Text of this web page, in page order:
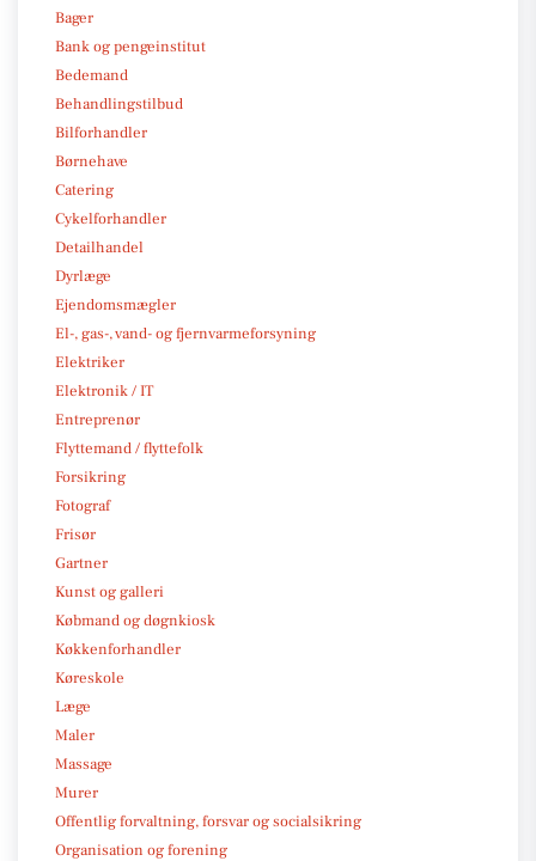
Bager
Bank og pengeinstitut
Bedemand
Behandlingstilbud
Bilforhandler
Børnehave
Catering
Cykelforhandler
Detailhandel
Dyrlæge
Ejendomsmægler
El-, gas-, vand- og fjernvarmeforsyning
Elektriker
Elektronik / IT
Entreprenør
Flyttemand / flyttefolk
Forsikring
Fotograf
Frisør
Gartner
Kunst og galleri
Købmand og døgnkiosk
Køkkenforhandler
Køreskole
Læge
Maler
Massage
Murer
Offentlig forvaltning, forsvar og socialsikring
Organisation og forening